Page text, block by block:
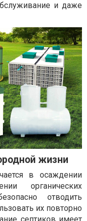
и даже
жизни
в осаждении
органических
отводить
их повторно